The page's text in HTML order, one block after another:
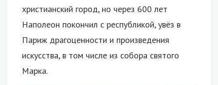
христианский город, но через 600 лет
Наполеон покончил с республикой, увёз в
Париж драгоценности и произведения
искусства, в том числе из собора святого
Марка.